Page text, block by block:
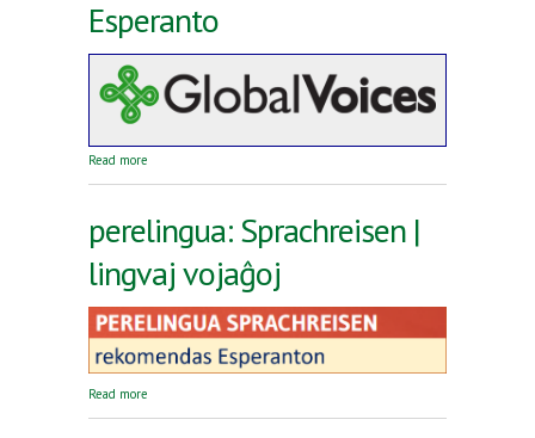
Esperanto
Read more
perelingua: Sprachreisen |
lingvaj vojaĝoj
Read more